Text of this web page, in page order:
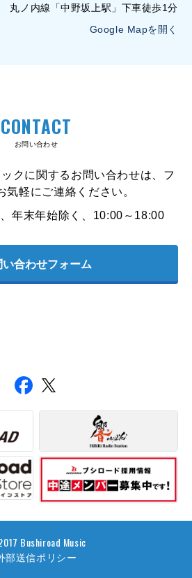
丸ノ内線「中野坂上駅」下車徒歩1分
Google Mapを開く
CONTACT
お問い合わせ
クに関するお問い合わせは、フ
気軽にご連絡ください。
年末年始除く、10:00～18:00
い合わせフォーム
Bushiroad Music
部送信ポリシー